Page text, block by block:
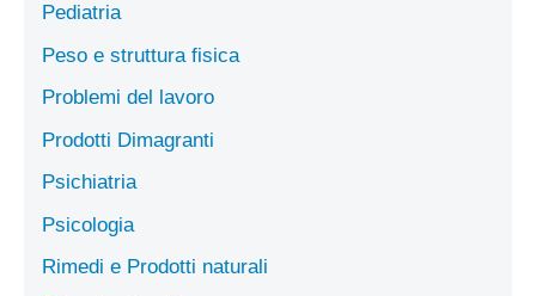
Pediatria
Peso e struttura fisica
Problemi del lavoro
Prodotti Dimagranti
Psichiatria
Psicologia
Rimedi e Prodotti naturali